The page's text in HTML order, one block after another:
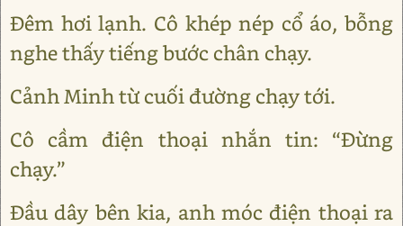
Đêm hơi lạnh. Cô khép nép cổ áo, bỗng
nghe thấy tiếng bước chân chạy.
Cảnh Minh từ cuối đường chạy tới.
Cô cầm điện thoại nhắn tin: “Đừng
chạy.”
Đầu dây bên kia, anh móc điện thoại ra